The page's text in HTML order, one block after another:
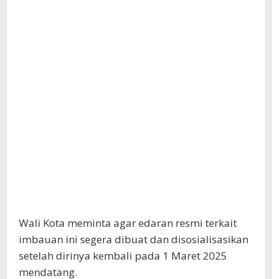
Wali Kota meminta agar edaran resmi terkait
imbauan ini segera dibuat dan disosialisasikan
setelah dirinya kembali pada 1 Maret 2025
mendatang.